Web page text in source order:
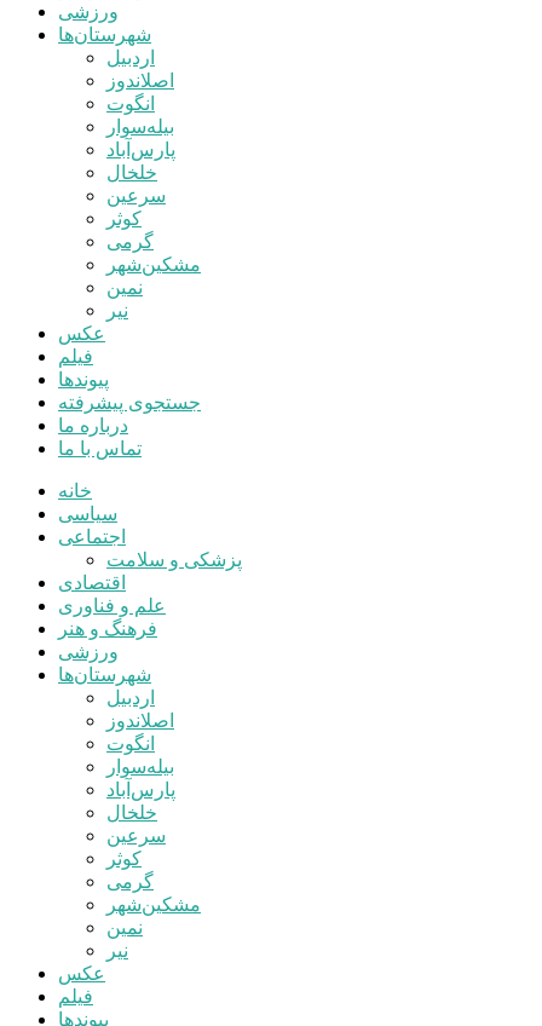
ورزشی
شهرستان‌ها
اردبیل
اصلاندوز
انگوت
بیله‌سوار
پارس‌آباد
خلخال
سرعین
کوثر
گرمی
مشکین‌شهر
نمین
نیر
عکس
فیلم
پیوندها
جستجوی پیشرفته
درباره ما
تماس با ما
خانه
سیاسی
اجتماعی
پزشکی و سلامت
اقتصادی
علم و فناوری
فرهنگ و هنر
ورزشی
شهرستان‌ها
اردبیل
اصلاندوز
انگوت
بیله‌سوار
پارس‌آباد
خلخال
سرعین
کوثر
گرمی
مشکین‌شهر
نمین
نیر
عکس
فیلم
پیوندها